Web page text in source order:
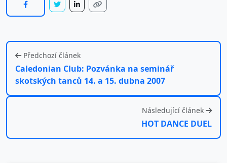
Předchozí článek
Caledonian Club: Pozvánka na seminář
skotských tanců 14. a 15. dubna 2007
Následující článek
HOT DANCE DUEL